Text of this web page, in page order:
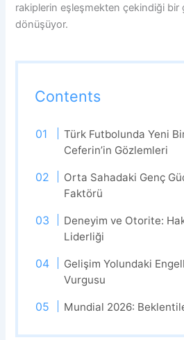
rakiplerin eşleşmekten çekindiği bir
dönüşüyor.
Contents
Türk Futbolunda Yeni
Ceferin’in Gözlemleri
Orta Sahadaki Genç
Faktörü
Deneyim ve Otorite:
Liderliği
Gelişim Yolundaki
Vurgusu
Mundial 2026: